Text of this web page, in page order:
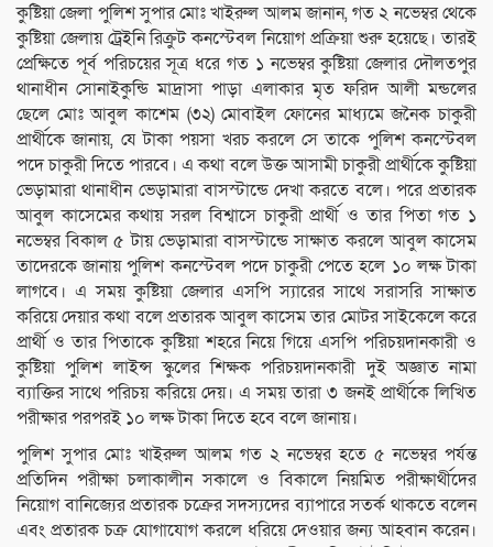
কুষ্টিয়া জেলা পুলিশ সুপার মোঃ খাইরুল আলম জানান, গত ২ নভেম্বর থেকে
কুষ্টিয়া জেলায় ট্রেইনি রিক্রুট কনস্টেবল নিয়োগ প্রক্রিয়া শুরু হয়েছে। তারই
প্রেক্ষিতে পূর্ব পরিচয়ের সূত্র ধরে গত ১ নভেম্বর কুষ্টিয়া জেলার দৌলতপুর
থানাধীন সোনাইকুন্ডি মাদ্রাসা পাড়া এলাকার মৃত ফরিদ আলী মন্ডলের
ছেলে মোঃ আবুল কাশেম (৩২) মোবাইল ফোনের মাধ্যমে জনৈক চাকুরী
প্রার্থীকে জানায়, যে টাকা পয়সা খরচ করলে সে তাকে পুলিশ কনস্টেবল
পদে চাকুরী দিতে পারবে। এ কথা বলে উক্ত আসামী চাকুরী প্রার্থীকে কুষ্টিয়া
ভেড়ামারা থানাধীন ভেড়ামারা বাসস্টান্ডে দেখা করতে বলে। পরে প্রতারক
আবুল কাসেমের কথায় সরল বিশ্বাসে চাকুরী প্রার্থী ও তার পিতা গত ১
নভেম্বর বিকাল ৫ টায় ভেড়ামারা বাসস্টান্ডে সাক্ষাত করলে আবুল কাসেম
তাদেরকে জানায় পুলিশ কনস্টেবল পদে চাকুরী পেতে হলে ১০ লক্ষ টাকা
লাগবে। এ সময় কুষ্টিয়া জেলার এসপি স্যারের সাথে সরাসরি সাক্ষাত
করিয়ে দেয়ার কথা বলে প্রতারক আবুল কাসেম তার মোটর সাইকেলে করে
প্রার্থী ও তার পিতাকে কুষ্টিয়া শহরে নিয়ে গিয়ে এসপি পরিচয়দানকারী ও
কুষ্টিয়া পু্লিশ লাইন্স স্কুলের শিক্ষক পরিচয়দানকারী দুই অজ্ঞাত নামা
ব্যাক্তির সাথে পরিচয় করিয়ে দেয়। এ সময় তারা ৩ জনই প্রার্থীকে লিখিত
পরীক্ষার পরপরই ১০ লক্ষ টাকা দিতে হবে বলে জানায়।
পুলিশ সুপার মোঃ খাইরুল আলম গত ২ নভেম্বর হতে ৫ নভেম্বর পর্যন্ত
প্রতিদিন পরীক্ষা চলাকালীন সকালে ও বিকালে নিয়মিত পরীক্ষার্থীদের
নিয়োগ বানিজ্যের প্রতারক চক্রের সদস্যদের ব্যাপারে সতর্ক থাকতে বলেন
এবং প্রতারক চক্র যোগাযোগ করলে ধরিয়ে দেওয়ার জন্য আহবান করেন।